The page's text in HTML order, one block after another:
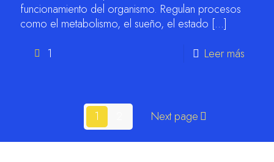
funcionamiento del organismo. Regulan procesos
como el metabolismo, el sueño, el estado […]
1
Leer más
1 Next page